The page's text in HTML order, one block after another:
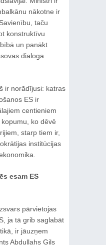
nākotne ir
taču
konstruktīvu
un panākt
dialoga
ir norādījusi: katras
ES ir
centieniem
ko dēvē
starp tiem ir,
institūcijas
esam ES
pārvietojas
ja tā grib saglabāt
ir jāuzņem
Abdullahs Gils